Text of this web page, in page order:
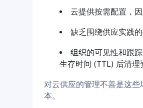
云提供按需配置，
缺乏围绕供应实践
组织的可见性和跟
生存时间 (TTL) 后清理
对云供应的管理不善是这
本。